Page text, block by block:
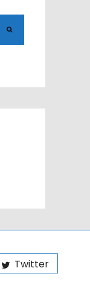
Twitter